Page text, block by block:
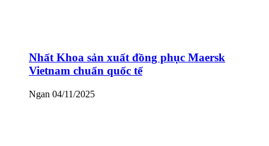
Nhất Khoa sản xuất đồng phục Maersk
Vietnam chuẩn quốc tế
Ngan 04/11/2025